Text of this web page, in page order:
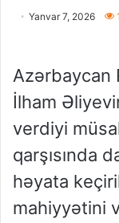
Yanvar 7, 2026
Azərbaycan
İlham
verdiyi
qarşısında
həyata
mahiyyətini